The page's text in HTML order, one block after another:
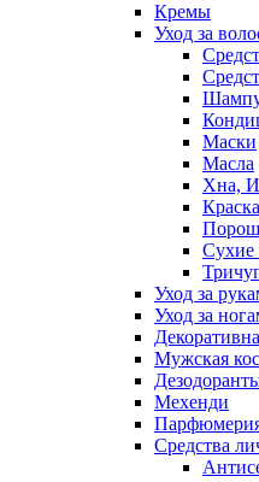
Кремы
Уход за
Маски
Масла
Хна,
Краска
Уход за
Уход за
Мужская
Мехенди
Средства